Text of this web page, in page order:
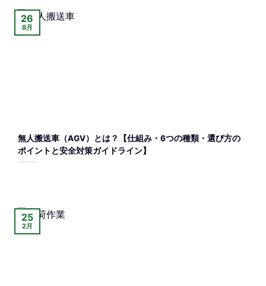
無人搬送車（AGV）とは？【仕組み・6つの種類・選び方の
ポイントと安全対策ガイドライン】
26
8月
25
2月